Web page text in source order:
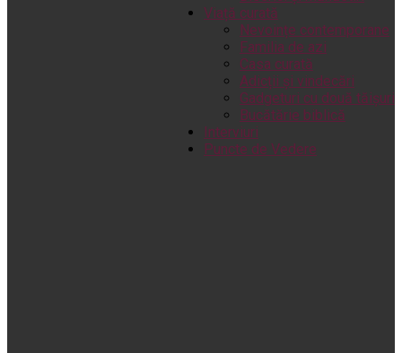
Viață curată
Nevoințe contemporane
Familia de azi
Casa curată
Adicții și vindecări
Gadgeturi cu două tăișuri
Bucătărie biblică
Interviuri
Puncte de Vedere